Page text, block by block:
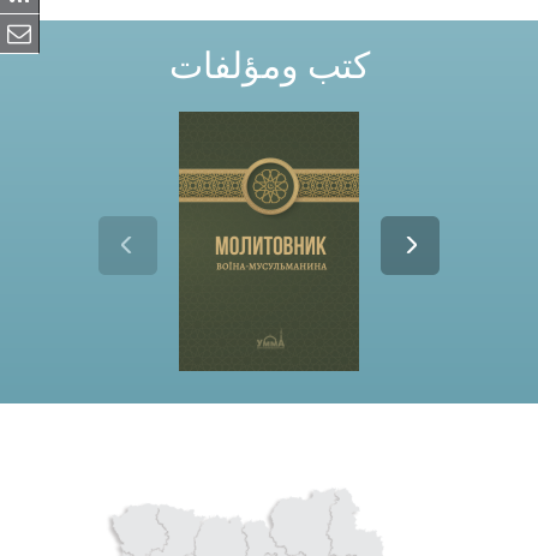
كتب ومؤلفات